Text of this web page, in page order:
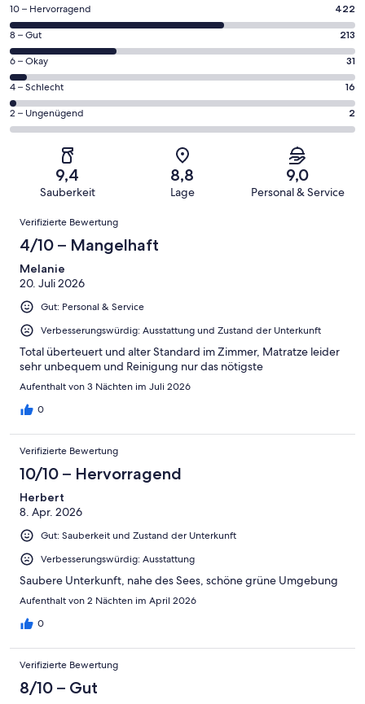
422
von
insgesamt
684
Gästebewertungen
haben
eine
Bewertung
Hervorragend
10 – Hervorragend 422
213
von
insgesamt
684
Gästebewertungen
haben
Bewertung
Gut
8 – Gut 213
31
von
insgesamt
684
Gästebewertungen
Bewertung
Okay
6 – Okay 31
16
von
insgesamt
Gästebewertungen
von
Schlecht
4 – Schlecht 16
2
von
insgesamt
Gästebewertungen
haben
eine
von
Ungenügend
2 – Ungenügend 2
9,4
Sauberkeit
8,8
Lage
9,0
Personal & Service
Bewertungen
Verifizierte Bewertung
4/10 – Mangelhaft
Melanie
20. Juli 2026
Gut: Personal & Service
Verbesserungswürdig: Ausstattung und Zustand der Unterkunft
Total überteuert und alter Standard im Zimmer, Matratze leider
sehr unbequem und Reinigung nur das nötigste
Aufenthalt von 3 Nächten im Juli 2026
0
Verifizierte Bewertung
10/10 – Hervorragend
Herbert
8. Apr. 2026
Gut: Sauberkeit und Zustand der Unterkunft
Verbesserungswürdig: Ausstattung
Saubere Unterkunft, nahe des Sees, schöne grüne Umgebung
Aufenthalt von 2 Nächten im April 2026
0
Verifizierte Bewertung
8/10 – Gut